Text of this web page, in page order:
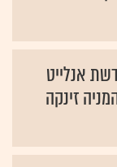
אנלייט
זינקה